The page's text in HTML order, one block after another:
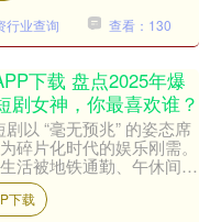
行业查询 查看：130
下载 盘点2025年爆
剧女神，你最喜欢谁？
以 “毫无预兆” 的姿态席
碎片化时代的娱乐刚需。
活被地铁通勤、午休间
切割成零散片段，传统长
事已....
下载